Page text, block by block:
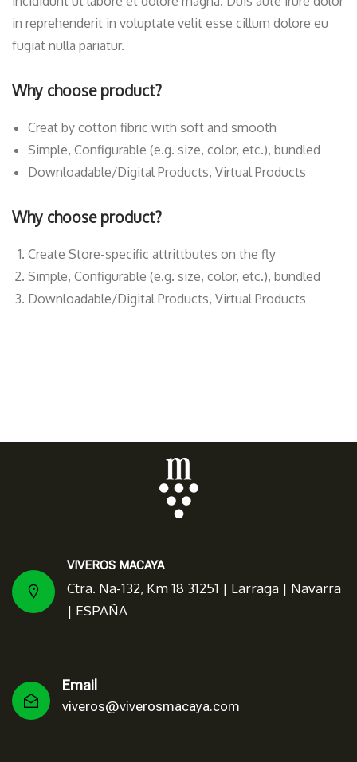
in reprehenderit in voluptate velit esse cillum dolore eu
fugiat nulla pariatur.
Why choose product?
Creat by cotton fibric with soft and smooth
Simple, Configurable (e.g. size, color, etc.), bundled
Downloadable/Digital Products, Virtual Products
Why choose product?
Create Store-specific attrittbutes on the fly
Simple, Configurable (e.g. size, color, etc.), bundled
Downloadable/Digital Products, Virtual Products
VIVEROS MACAYA
Ctra. Na-132, Km 18 31251 | Larraga | Navarra
| ESPAÑA
Email
viveros@viverosmacaya.com